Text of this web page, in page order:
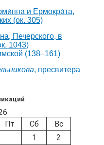
и Ермокра́та,
(ок. 305)
Печерского, в
1043)
(138–161)
, пресвитера
Пт Сб
Вс
1
2